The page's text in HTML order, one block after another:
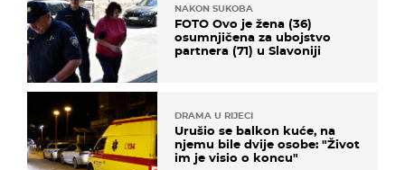
NAKON SUKOBA
FOTO Ovo je žena (36)
osumnjičena za ubojstvo
partnera (71) u Slavoniji
DRAMA U RIJECI
Urušio se balkon kuće, na
njemu bile dvije osobe: "Život
im je visio o koncu"